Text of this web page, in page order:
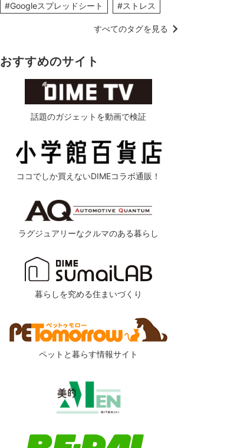
#Googleスプレッドシート #ストレス
すべてのタグを見る
おすすめのサイト
話題のガジェットを動画で検証
ココでしか買えないDIMEコラボ通販！
ラグジュアリーなクルマのある暮らし
暮らしを究める住まいづくり
ペットと暮らす情報サイト